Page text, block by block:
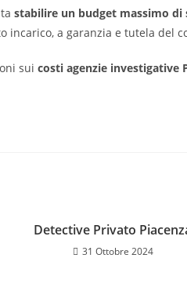
stabilire un budget massimo di
incarico, a garanzia e tutela del
suicosti agenzie investigative
Detective Privato
31 Ottobre 2024